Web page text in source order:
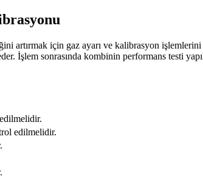
için gaz ayarı ve kalibrasyon
İşlem sonrasında kombinin performans testi
edilmelidir.